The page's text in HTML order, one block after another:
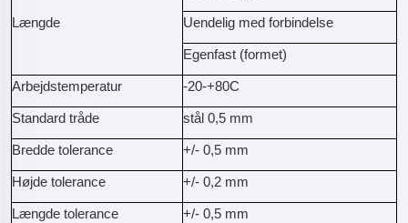
Længde Uendelig med forbindelse
Egenfast (formet)
Arbejdstemperatur -20-+80C
Standard tråde stål 0,5 mm
Bredde tolerance +/- 0,5 mm
Højde tolerance +/- 0,2 mm
Længde tolerance +/- 0,5 mm